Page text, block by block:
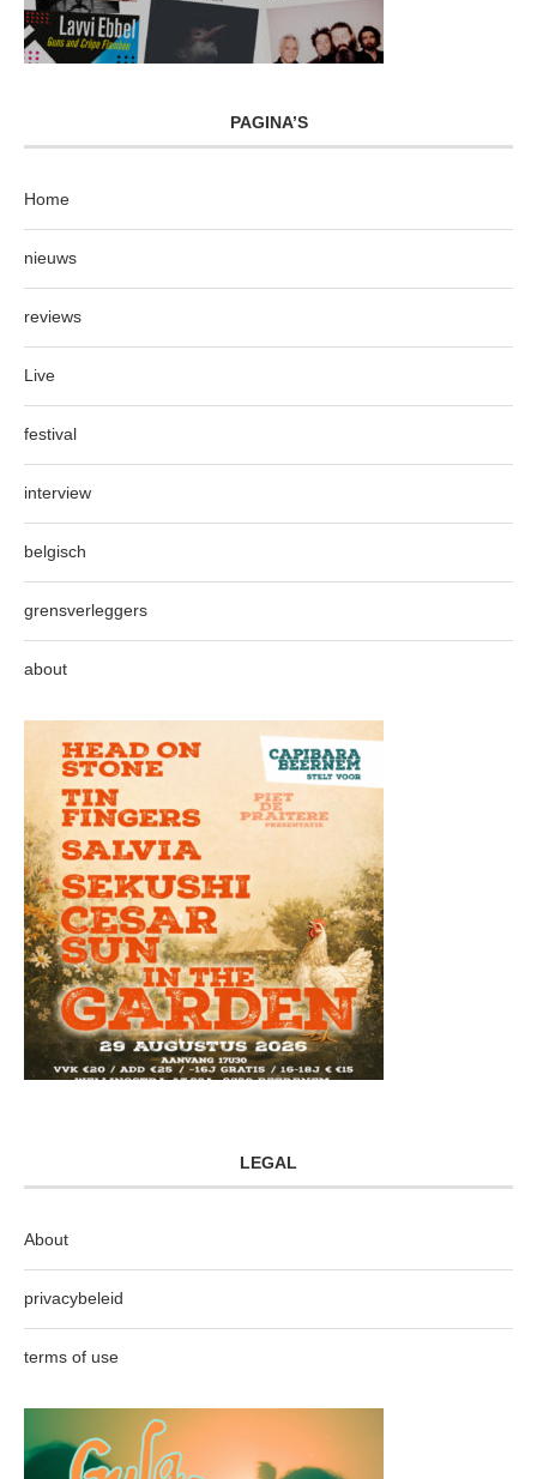
PAGINA’S
Home
nieuws
reviews
Live
festival
interview
belgisch
grensverleggers
about
LEGAL
About
privacybeleid
terms of use